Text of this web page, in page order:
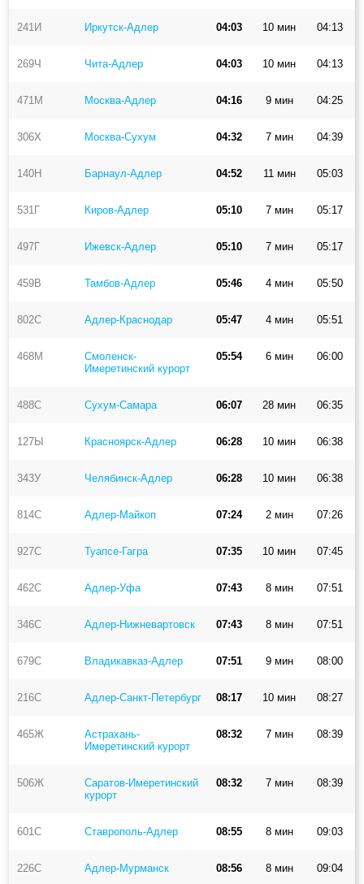
241И Иркутск-Адлер 04:03 10 мин 04:13
269Ч Чита-Адлер 04:03 10 мин 04:13
471М Москва-Адлер 04:16 9 мин 04:25
306Х Москва-Сухум 04:32 7 мин 04:39
140Н Барнаул-Адлер 04:52 11 мин 05:03
531Г Киров-Адлер 05:10 7 мин 05:17
497Г Ижевск-Адлер 05:10 7 мин 05:17
459В Тамбов-Адлер 05:46 4 мин 05:50
802С Адлер-Краснодар 05:47 4 мин 05:51
468М
Смоленск-
Имеретинский курорт
05:54 6 мин 06:00
488С Сухум-Самара 06:07 28 мин 06:35
127Ы Красноярск-Адлер 06:28 10 мин 06:38
343У Челябинск-Адлер 06:28 10 мин 06:38
814С Адлер-Майкоп 07:24 2 мин 07:26
927С Туапсе-Гагра 07:35 10 мин 07:45
462С Адлер-Уфа 07:43 8 мин 07:51
346С Адлер-Нижневартовск 07:43 8 мин 07:51
679С Владикавказ-Адлер 07:51 9 мин 08:00
216С Адлер-Санкт-Петербург 08:17 10 мин 08:27
465Ж
Астрахань-
Имеретинский курорт
08:32 7 мин 08:39
506Ж
Саратов-Имеретинский
курорт
08:32 7 мин 08:39
601С Ставрополь-Адлер 08:55 8 мин 09:03
226С Адлер-Мурманск 08:56 8 мин 09:04